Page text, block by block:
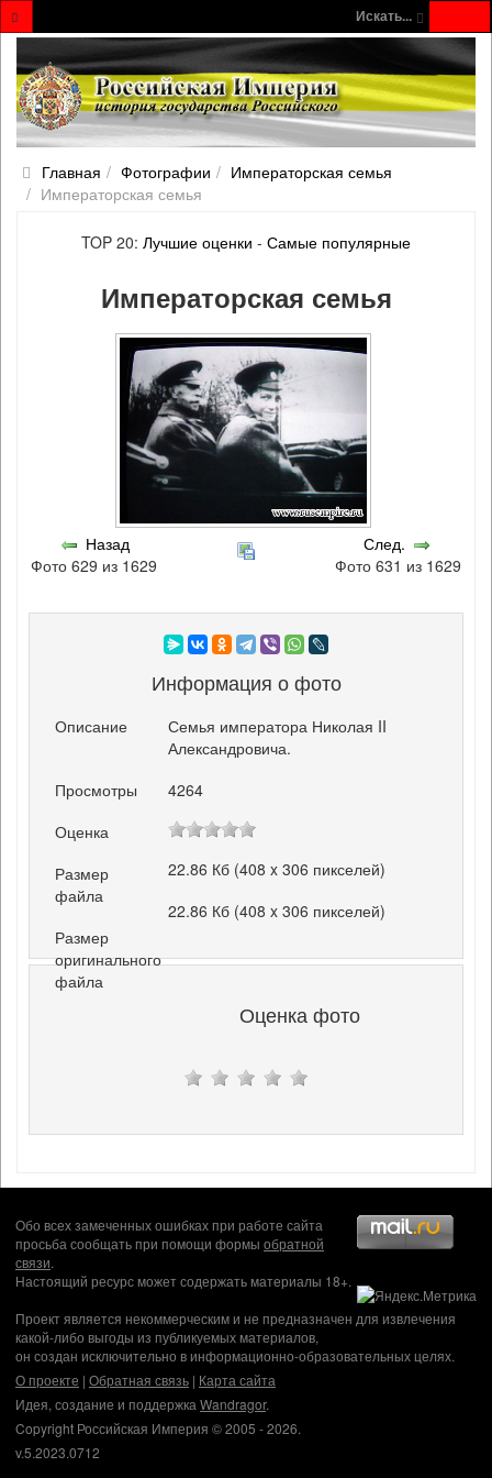
Искать...
Главная Фотографии
Императорская семья
Императорская семья
TOP 20: Лучшие оценки - Самые популярные
Императорская семья
Назад
Фото 629 из 1629
След.
Фото 631 из 1629
Информация о фото
Описание
Семья императора Николая II
Александровича.
Просмотры
4264
Оценка
Размер
файла
22.86 Кб (408 x 306 пикселей)
Размер
оригинального
файла
22.86 Кб (408 x 306 пикселей)
Оценка фото
Обо всех замеченных ошибках при работе сайта
просьба сообщать при помощи формы обратной
связи.
Настоящий ресурс может содержать материалы 18+.
Проект является некоммерческим и не предназначен для извлечения
какой-либо выгоды из публикуемых материалов,
он создан исключительно в информационно-образовательных целях.
О проекте | Обратная связь | Карта сайта
Идея, создание и поддержка Wandragor.
Copyright Российская Империя © 2005 - 2026.
v.5.2023.0712